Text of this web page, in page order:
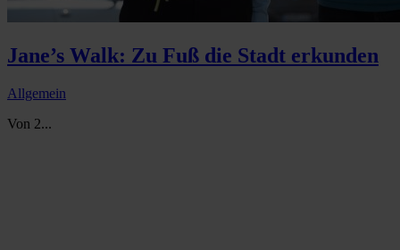
Jane’s Walk: Zu Fuß die Stadt erkunden
Allgemein
Von 2...